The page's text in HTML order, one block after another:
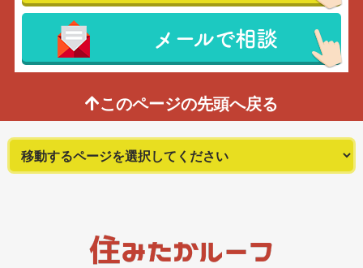
メールで相談
このページの先頭へ戻る